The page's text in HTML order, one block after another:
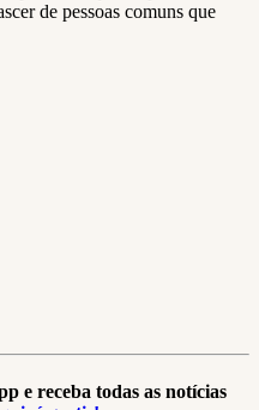
de pessoas comuns que
e receba todas as notícias